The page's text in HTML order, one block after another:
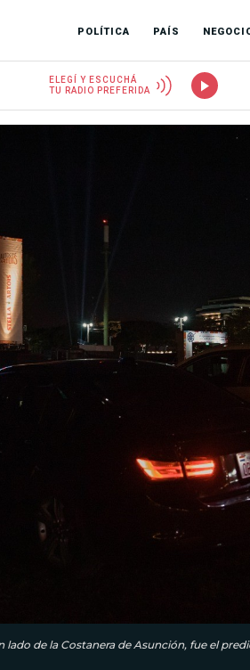
POLÍTICA PAÍS
ELEGÍ Y ESCUCHÁ
TU RADIO PREFERIDA
lado de la Costanera de Asunción, fue el